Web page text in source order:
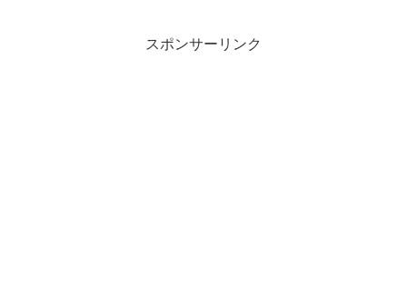
スポンサーリンク